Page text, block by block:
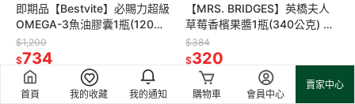
首頁 我的收藏 我的通知 購物車 會員中心
賣家中心
即期品【Bestvite】必賜力超級
OMEGA-3魚油膠囊1瓶(120顆)
2027/05
$1,200
$734
【MRS. BRIDGES】英橋夫人
草莓香檳果醬1瓶(340公克) 無
防腐劑/無麩質/英國原瓶原裝
$384
$320
65
折
79